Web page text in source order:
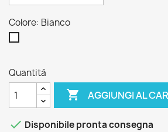
Colore: Bianco
Quantità
 AGGIUNGI AL
 Disponibile pronta consegna